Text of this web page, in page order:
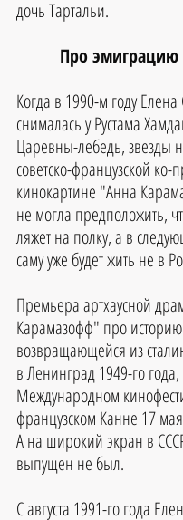
дочь Тартальи.
Про
Когда в 1990-м году
снималась у Рустама
Царевны-лебедь, звезды
советско-французской
кинокартине "Анна
не могла предположить,
ляжет на полку, а в
саму уже будет жить не в
Премьера артхаусной
Карамазофф" про
возвращающейся из
в Ленинград 1949-го года,
Международном
французском Канне 17
А на широкий экран в
выпущен не был.
С августа 1991-го года